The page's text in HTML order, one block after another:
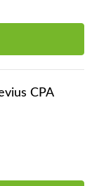
CPA